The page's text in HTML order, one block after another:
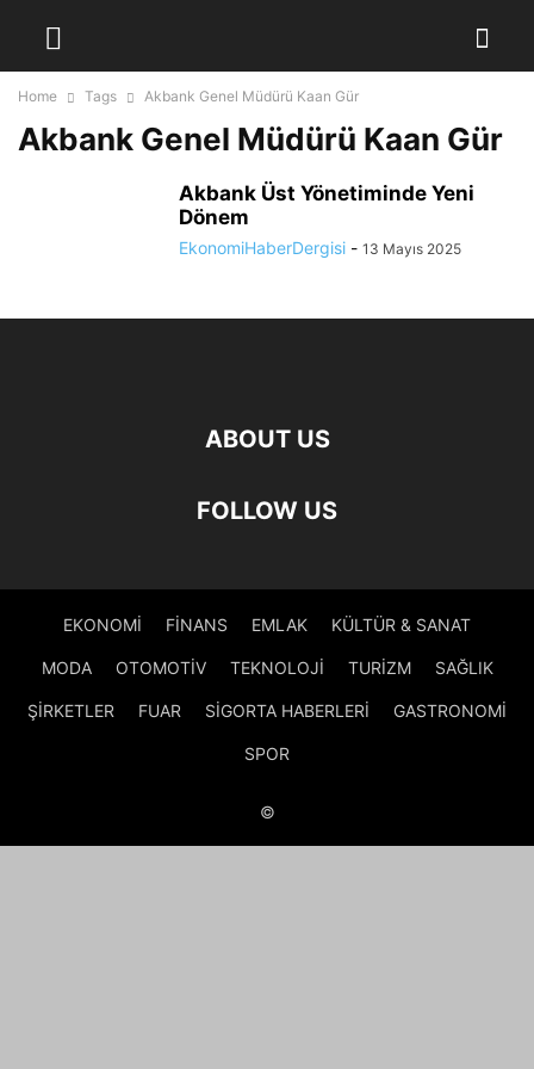
Home Tags Akbank Genel Müdürü Kaan Gür
Akbank Genel Müdürü Kaan Gür
Akbank Üst Yönetiminde Yeni
Dönem
EkonomiHaberDergisi - 13 Mayıs 2025
ABOUT US
FOLLOW US
EKONOMİ FİNANS EMLAK KÜLTÜR & SANAT
MODA OTOMOTİV TEKNOLOJİ TURİZM SAĞLIK
ŞİRKETLER FUAR SİGORTA HABERLERİ GASTRONOMİ
SPOR
©